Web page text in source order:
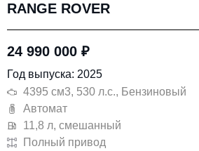
RANGE ROVER
24 990 000 ₽
Год выпуска: 2025
4395 см3, 530 л.с., Бензиновый
Автомат
11,8 л, смешанный
Полный привод